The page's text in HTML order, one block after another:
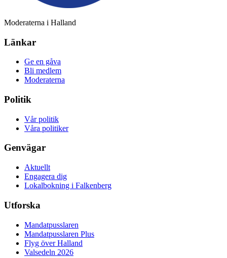
Moderaterna i Halland
Länkar
Ge en gåva
Bli medlem
Moderaterna
Politik
Vår politik
Våra politiker
Genvägar
Aktuellt
Engagera dig
Lokalbokning i Falkenberg
Utforska
Mandatpusslaren
Mandatpusslaren Plus
Flyg över Halland
Valsedeln 2026